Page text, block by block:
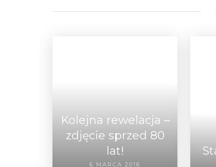
Kolejna rewelacja –
zdjęcie sprzed 80
lat!
6 MARCA 2016